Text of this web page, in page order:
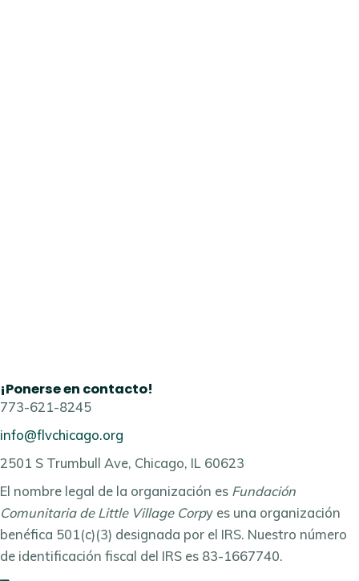
¡Ponerse en contacto!
773-621-8245
info@flvchicago.org
2501 S Trumbull Ave, Chicago, IL 60623
El nombre legal de la organización es Fundación
Comunitaria de Little Village Corpy es una organización
benéfica 501(c)(3) designada por el IRS. Nuestro número
de identificación fiscal del IRS es 83-1667740.